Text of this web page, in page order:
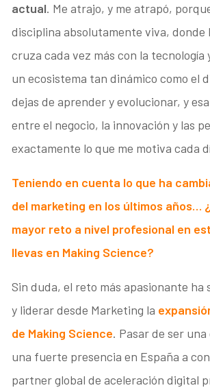
actual. Me atrajo, y me atrapó,
disciplina absolutamente viva, donde
cruza cada vez más con la tecnología
un ecosistema tan dinámico como el
dejas de aprender y evolucionar, y
entre el negocio, la innovación y las
exactamente lo que me motiva cada
Teniendo en cuenta lo que ha
del marketing en los últimos años…
mayor reto a nivel profesional en
llevas en Making Science?
Sin duda, el reto más apasionante ha
y liderar desde Marketing la
de Making Science. Pasar de ser
una fuerte presencia en España a
partner global de aceleración digital